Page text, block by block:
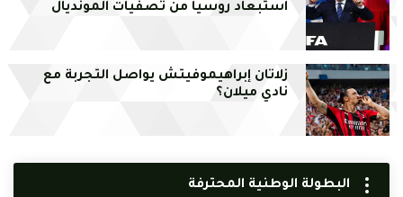
استبعاد روسيا من تصفيات المونديال
زلاتان إبراهيموفيتش يواصل التجربة مع
نادي ميلان؟
البطولة الوطنية المحترفة